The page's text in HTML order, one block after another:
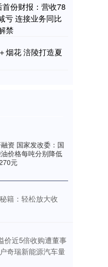
份财报：营收78
亏 连接业务同比
禁
烟花 涪陵打造夏
资 国家发改委：国
价格每吨分别降低
元
籍：轻松放大收
价近5倍收购遭董事
奇瑞新能源汽车量